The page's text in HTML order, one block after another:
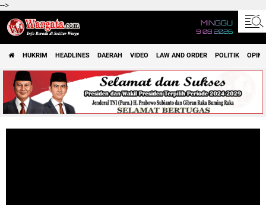
-->
MINGGU
9 08 2026
HUKRIM HEADLINES DAERAH VIDEO LAW AND ORDER POLITIK OPINI